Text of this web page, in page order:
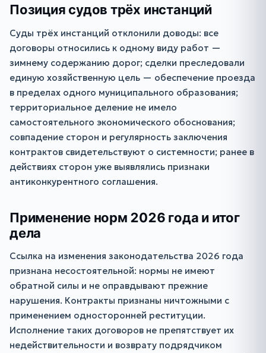
Позиция судов трёх инстанций
Суды трёх инстанций отклонили доводы: все
договоры относились к одному виду работ —
зимнему содержанию дорог; сделки преследовали
единую хозяйственную цель — обеспечение проезда
в пределах одного муниципального образования;
территориальное деление не имело
самостоятельного экономического обоснования;
совпадение сторон и регулярность заключения
контрактов свидетельствуют о системности; ранее в
действиях сторон уже выявлялись признаки
антиконкурентного соглашения.
Применение норм 2026 года и итог
дела
Ссылка на изменения законодательства 2026 года
признана несостоятельной: нормы не имеют
обратной силы и не оправдывают прежние
нарушения. Контракты признаны ничтожными с
применением односторонней реституции.
Исполнение таких договоров не препятствует их
недействительности и возврату подрядчиком